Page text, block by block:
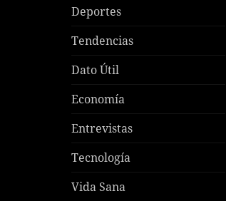
Deportes
Tendencias
Dato Útil
Economía
Entrevistas
Tecnología
Vida Sana